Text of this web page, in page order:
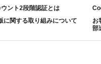
ント2段階認証とは
に関する取り組みについて
お
部